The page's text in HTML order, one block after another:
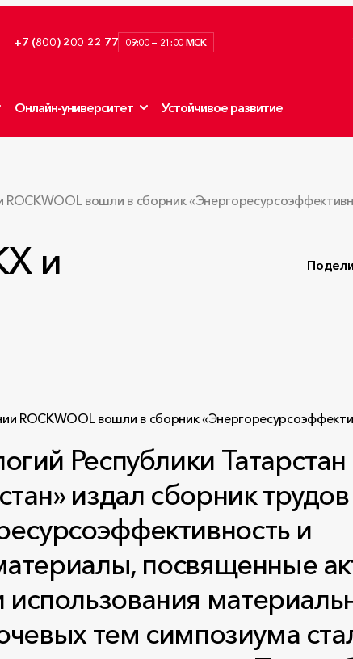
+7 (800) 200 22 77 09:00 — 21:00 МСК
Онлайн-университет Устойчивое развитие
вошли в сборник
и
Республики
издал сборник
и
посвященные
тем симпозиума